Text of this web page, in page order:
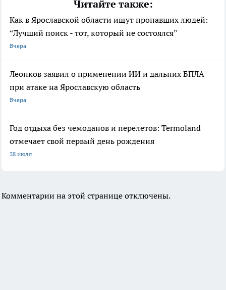
Читайте также:
Как в Ярославской области ищут пропавших людей:
“Лучший поиск - тот, который не состоялся”
Вчера
Леонков заявил о применении ИИ и дальних БПЛА
при атаке на Ярославскую область
Вчера
Год отдыха без чемоданов и перелетов: Termoland
отмечает свой первый день рождения
28 июля
Комментарии на этой странице отключены.